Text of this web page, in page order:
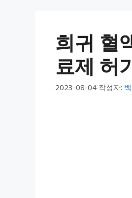
희귀 혈
료제 허
2023-08-04 작성자: